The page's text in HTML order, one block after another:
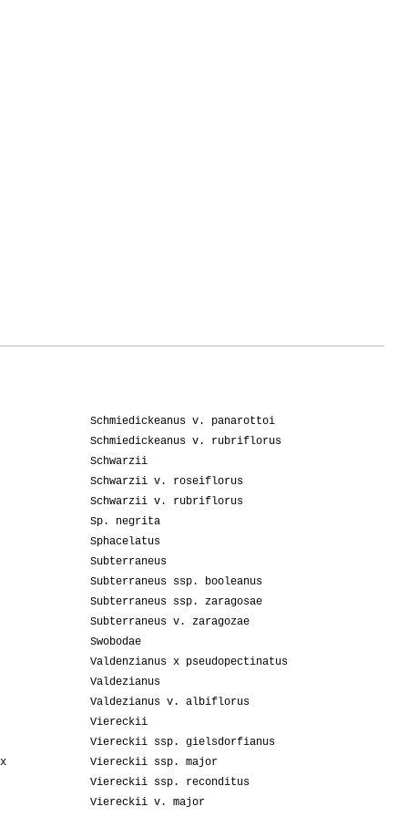
Schmiedickeanus v. panarottoi
Schmiedickeanus v. rubriflorus
Schwarzii
Schwarzii v. roseiflorus
Schwarzii v. rubriflorus
Sp. negrita
Sphacelatus
Subterraneus
Subterraneus ssp. booleanus
Subterraneus ssp. zaragosae
Subterraneus v. zaragozae
Swobodae
Valdenzianus x pseudopectinatus
Valdezianus
Valdezianus v. albiflorus
Viereckii
Viereckii ssp. gielsdorfianus
Viereckii ssp. major
Viereckii ssp. reconditus
Viereckii v. major